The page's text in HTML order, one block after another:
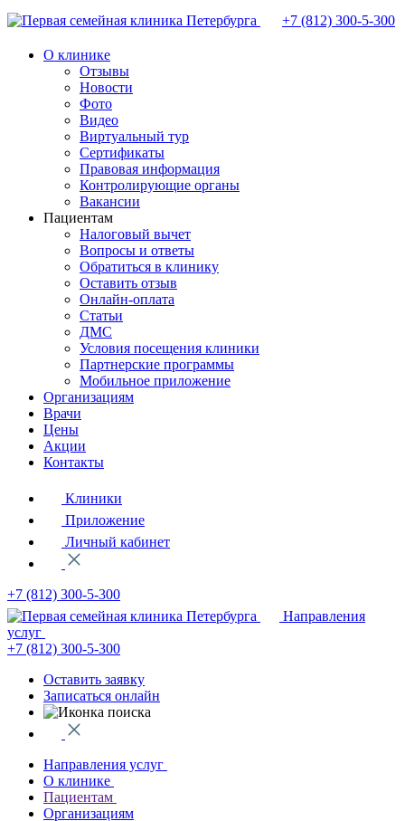
+7 (812) 300-5-300
О клинике
Отзывы
Новости
Фото
Видео
Виртуальный тур
Сертификаты
Правовая информация
Контролирующие органы
Вакансии
Пациентам
Налоговый вычет
Вопросы и ответы
Обратиться в клинику
Оставить отзыв
Онлайн-оплата
Статьи
ДМС
Условия посещения клиники
Партнерские программы
Мобильное приложение
Организациям
Врачи
Цены
Акции
Контакты
Клиники
Приложение
Личный кабинет
+7 (812) 300-5-300
Направления
услуг
+7 (812) 300-5-300
Оставить заявку
Записаться онлайн
Направления услуг
О клинике
Пациентам
Организациям